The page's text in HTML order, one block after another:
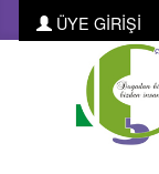
ÜYE GİRİŞİ